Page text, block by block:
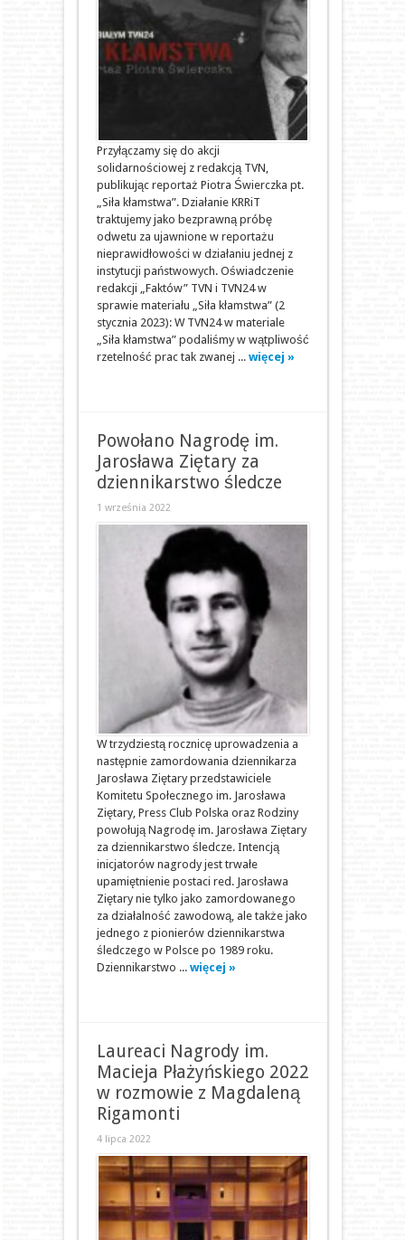
Przyłączamy się do akcji
solidarnościowej z redakcją TVN,
publikując reportaż Piotra Świerczka pt.
„Siła kłamstwa”. Działanie KRRiT
traktujemy jako bezprawną próbę
odwetu za ujawnione w reportażu
nieprawidłowości w działaniu jednej z
instytucji państwowych. Oświadczenie
redakcji „Faktów” TVN i TVN24 w
sprawie materiału „Siła kłamstwa” (2
stycznia 2023): W TVN24 w materiale
„Siła kłamstwa” podaliśmy w wątpliwość
rzetelność prac tak zwanej ... więcej »
Powołano Nagrodę im.
Jarosława Ziętary za
dziennikarstwo śledcze
1 września 2022
W trzydziestą rocznicę uprowadzenia a
następnie zamordowania dziennikarza
Jarosława Ziętary przedstawiciele
Komitetu Społecznego im. Jarosława
Ziętary, Press Club Polska oraz Rodziny
powołują Nagrodę im. Jarosława Ziętary
za dziennikarstwo śledcze. Intencją
inicjatorów nagrody jest trwałe
upamiętnienie postaci red. Jarosława
Ziętary nie tylko jako zamordowanego
za działalność zawodową, ale także jako
jednego z pionierów dziennikarstwa
śledczego w Polsce po 1989 roku.
Dziennikarstwo ... więcej »
Laureaci Nagrody im.
Macieja Płażyńskiego 2022
w rozmowie z Magdaleną
Rigamonti
4 lipca 2022